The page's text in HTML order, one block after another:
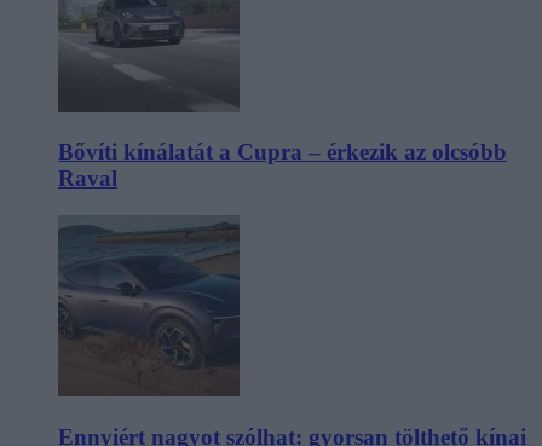
Bővíti kínálatát a Cupra – érkezik az olcsóbb
Raval
Ennyiért nagyot szólhat: gyorsan tölthető kínai